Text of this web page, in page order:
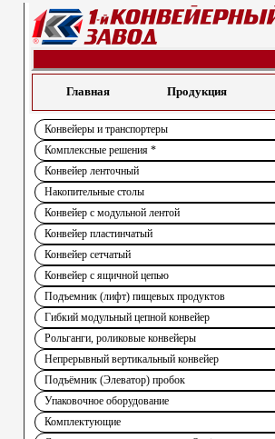
Главная Продукция
Конвейеры и транспортеры
Комплексные решения *
Конвейер ленточный
Накопительные столы
Конвейер с модульной лентой
Конвейер пластинчатый
Конвейер сетчатый
Конвейер с ящичной цепью
Подъемник (лифт) пищевых продуктов
Гибкий модульный цепной конвейер
Рольганги, роликовые конвейеры
Непрерывный вертикальный конвейер
Подъёмник (Элеватор) пробок
Упаковочное оборудование
Комплектующие